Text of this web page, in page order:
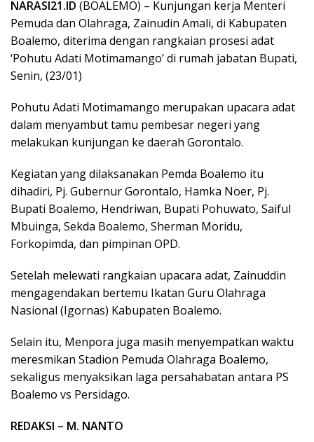
NARASI21.ID (BOALEMO) – Kunjungan kerja Menteri
Pemuda dan Olahraga, Zainudin Amali, di Kabupaten
Boalemo, diterima dengan rangkaian prosesi adat
‘Pohutu Adati Motimamango’ di rumah jabatan Bupati,
Senin, (23/01)
Pohutu Adati Motimamango merupakan upacara adat
dalam menyambut tamu pembesar negeri yang
melakukan kunjungan ke daerah Gorontalo.
Kegiatan yang dilaksanakan Pemda Boalemo itu
dihadiri, Pj. Gubernur Gorontalo, Hamka Noer, Pj.
Bupati Boalemo, Hendriwan, Bupati Pohuwato, Saiful
Mbuinga, Sekda Boalemo, Sherman Moridu,
Forkopimda, dan pimpinan OPD.
Setelah melewati rangkaian upacara adat, Zainuddin
mengagendakan bertemu Ikatan Guru Olahraga
Nasional (Igornas) Kabupaten Boalemo.
Selain itu, Menpora juga masih menyempatkan waktu
meresmikan Stadion Pemuda Olahraga Boalemo,
sekaligus menyaksikan laga persahabatan antara PS
Boalemo vs Persidago.
REDAKSI – M. NANTO